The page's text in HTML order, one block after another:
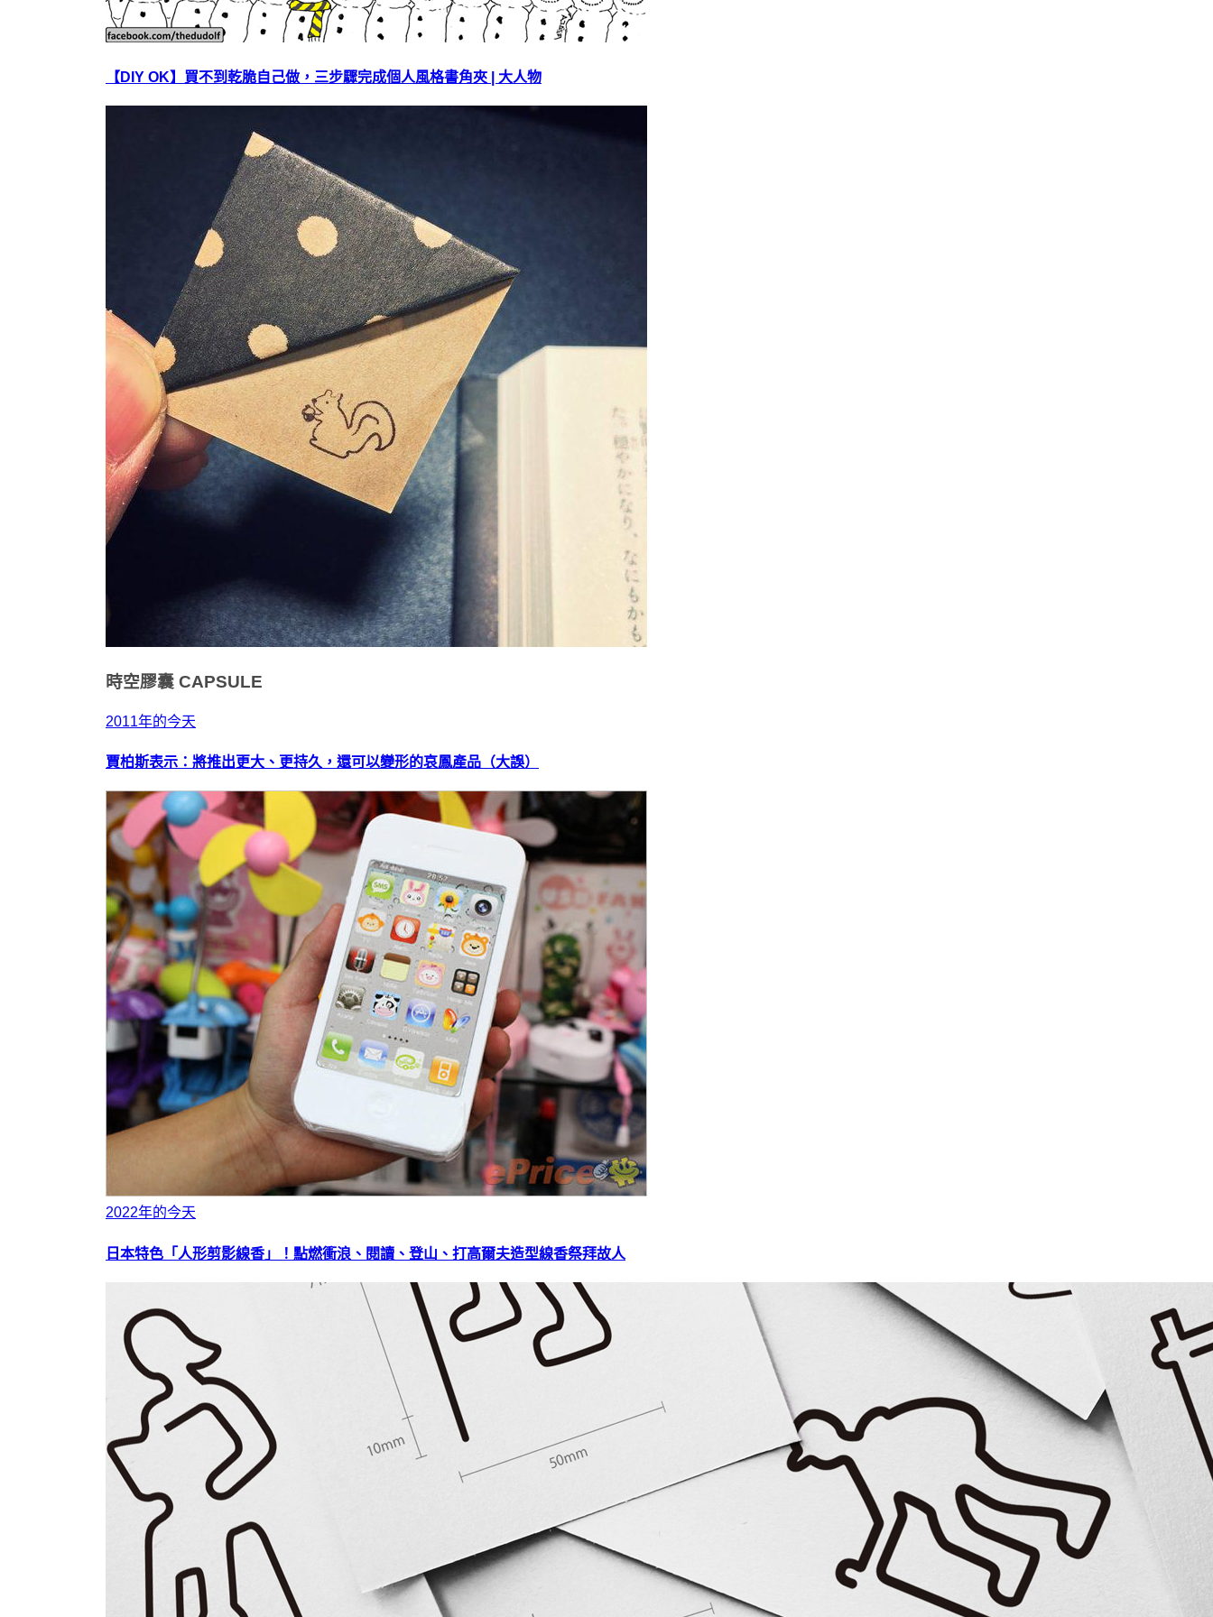
【DIY OK】買不到乾脆自己做，三步驟完成個人風格書角夾 | 大人物
時空膠囊 CAPSULE
2011年的今天
賈柏斯表示：將推出更大、更持久，還可以變形的哀鳳產品（大誤）
2022年的今天
日本特色「人形剪影線香」！點燃衝浪、閱讀、登山、打高爾夫造型線香祭拜故人